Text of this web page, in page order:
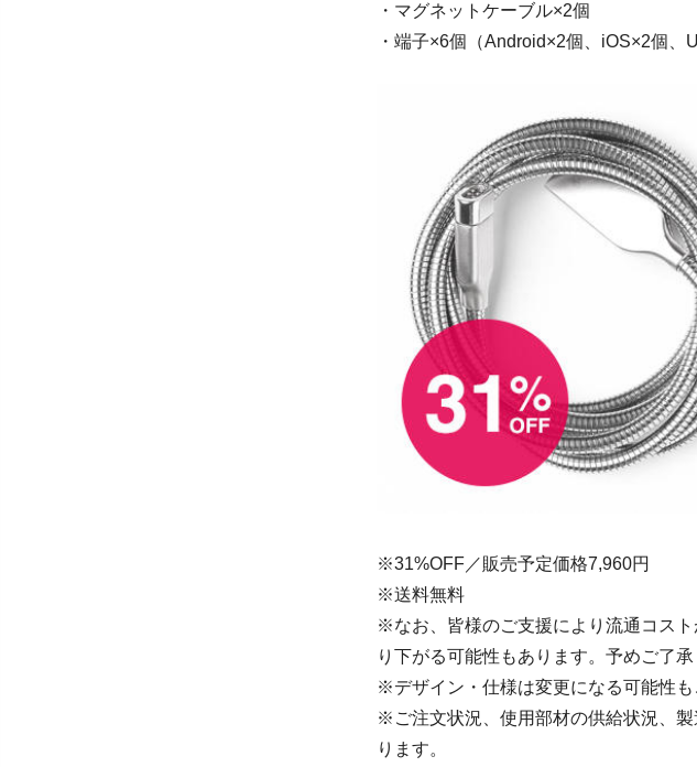
・マグネットケーブル×2個
・端子×6個（Android×2個、iOS×2個、
※31%OFF／販売予定価格7,960円
※送料無料
※なお、皆様のご支援により流通コス
り下がる可能性もあります。予めご了承
※デザイン・仕様は変更になる可能性も
※ご注文状況、使用部材の供給状況、
ります。